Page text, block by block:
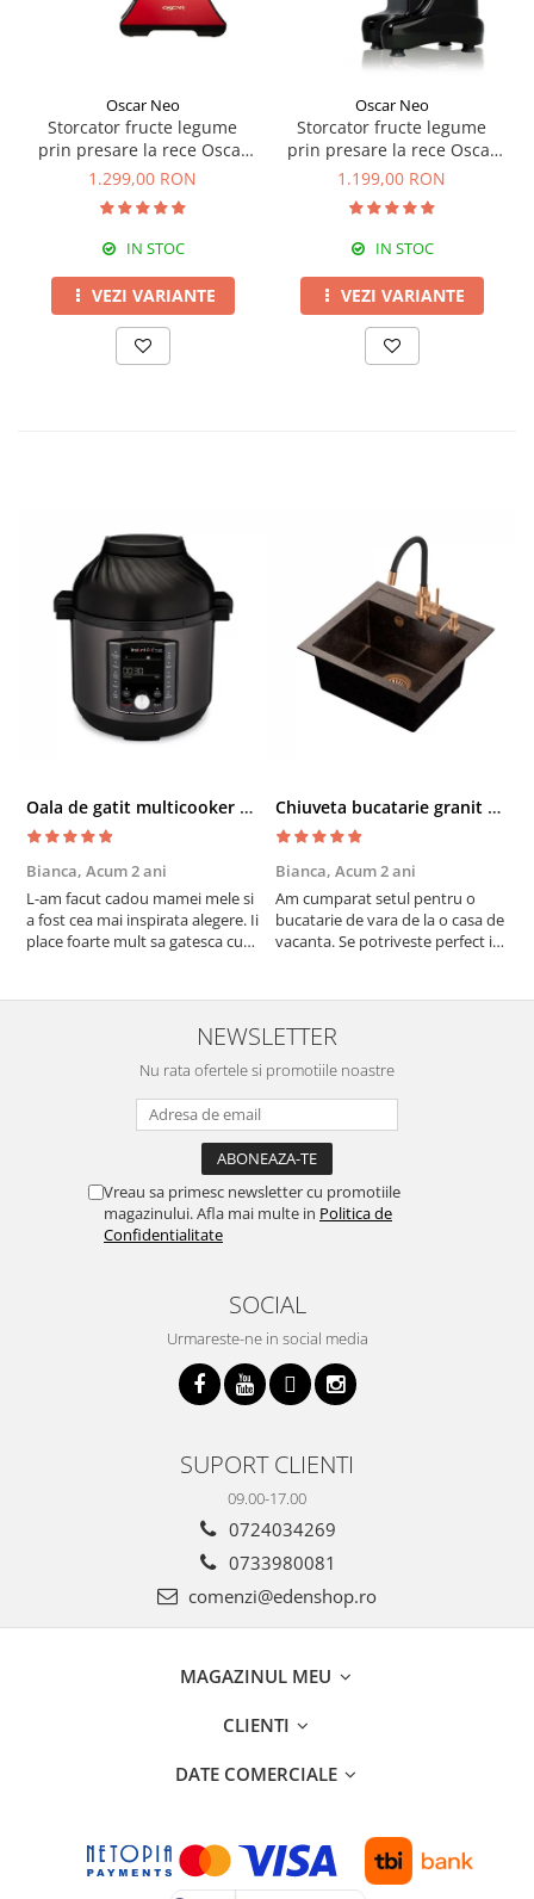
Oscar Neo
Storcator fructe legume
prin presare la rece Oscar
DA-1200
1.299,00 RON
IN STOC
VEZI VARIANTE
Oscar Neo
Storcator fructe legume
prin presare la rece Oscar
NEO DA1000
1.199,00 RON
IN STOC
VEZI VARIANTE
Oala de gatit multicooker 11 functii Instant Pot Pro Crisp 8 + Air Fryer 7.6 lt
Bianca, Acum 2 ani
L-am facut cadou mamei mele si
a fost cea mai inspirata alegere. Ii
place foarte mult sa gatesca cu
cratita...ma gandesc serios sa imi
cumpar si eu! Recomand mult !
Chiuveta bucatarie granit cu finisaj negru perlat/cupru Steingran Art Copper cu dozator si baterie Quadron
Bianca, Acum 2 ani
Am cumparat setul pentru o
bucatarie de vara de la o casa de
vacanta. Se potriveste perfect in
buna, recomand cu drag !
NEWSLETTER
Nu rata ofertele si promotiile noastre
Vreau sa primesc newsletter cu promotiile
magazinului. Afla mai multe in Politica de
Confidentialitate
SOCIAL
Urmareste-ne in social media
SUPORT CLIENTI
09.00-17.00
0724034269
0733980081
comenzi@edenshop.ro
MAGAZINUL MEU
CLIENTI
DATE COMERCIALE